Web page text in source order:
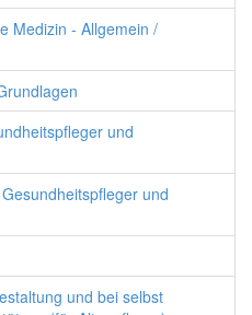
Medizin - Allgemein /
und
und
und bei selbst